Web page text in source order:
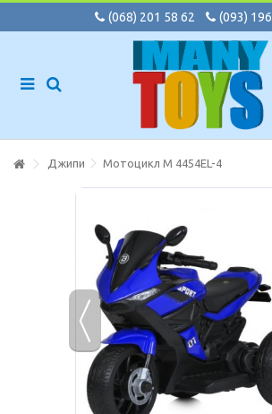
(068) 201 58 62 (093)
Джипи Мотоцикл M 4454EL-4